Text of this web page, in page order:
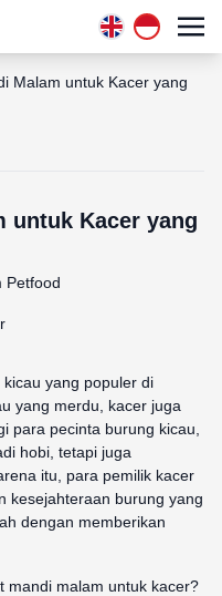
Malam untuk Kacer yang
untuk Kacer yang
Petfood
yang populer di
yang merdu, kacer juga
para pecinta burung kicau,
hobi, tetapi juga
itu, para pemilik kacer
kesejahteraan burung yang
dengan memberikan
mandi malam untuk kacer?